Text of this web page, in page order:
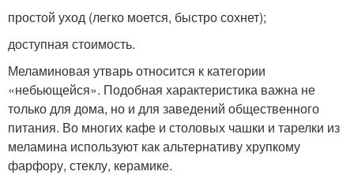
простой уход (легко моется, быстро сохнет);
доступная стоимость.
Меламиновая утварь относится к категории
«небьющейся». Подобная характеристика важна не
только для дома, но и для заведений общественного
питания. Во многих кафе и столовых чашки и тарелки из
меламина используют как альтернативу хрупкому
фарфору, стеклу, керамике.